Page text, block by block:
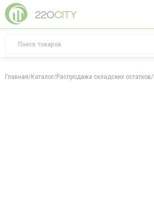
Главная/Каталог/Распродажа складских остатков/